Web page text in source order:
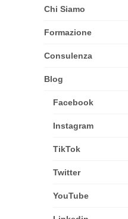
Chi Siamo
Formazione
Consulenza
Blog
Facebook
Instagram
TikTok
Twitter
YouTube